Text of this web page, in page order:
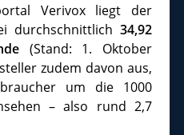
Verivox liegt der
durchschnittlich 34,92
(Stand: 1. Oktober
zudem davon aus,
um die 1000
– also rund 2,7